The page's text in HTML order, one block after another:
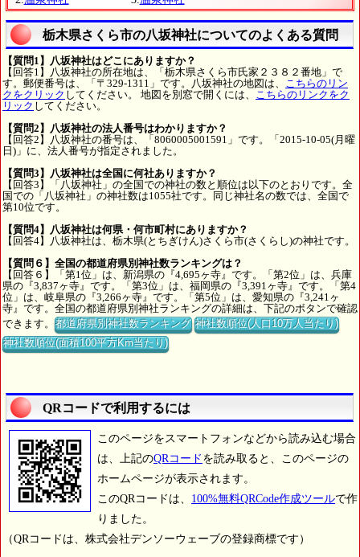
栃木県さくら市の八坂神社についてのよくある質問
【質問1】八坂神社はどこにありますか？
【回答1】八坂神社の所在地は、「栃木県さくら市氏家２３８２番地」で
す。郵便番号は、「〒329-1311」です。八坂神社の地図は、 こちらのリン
クをクリック してください。 地図を別窓で開くには、 こちらのリンクをク
リック してください。
【質問2】八坂神社の法人番号はわかりますか？
【回答2】八坂神社の番号は、「8060005001591」です。「2015-10-05(月曜
日)」に、法人番号が指定されました。
【質問3】八坂神社は全国に何社ありますか？
【回答3】「八坂神社」の全国での神社の数と順位は以下のとおりです。全
国での「八坂神社」の神社数は1055社です。同じ神社名の数では、全国で
第10位です。
【質問4】八坂神社は何県・何市町村にありますか？
【回答4】八坂神社は、栃木県(とちぎけん)さくら市(さくらし)の神社です。
【質問６】全国の都道府県別神社数ランキングは？
【回答６】「第1位」は、新潟県の『4,695ヶ寺』です。「第2位」は、兵庫
県の『3,837ヶ寺』です。「第3位」は、福岡県の『3,391ヶ寺』です。「第4
位」は、岐阜県の『3,266ヶ寺』です。「第5位」は、愛知県の『3,241ヶ
寺』です。全国の都道府県別神社ランキングの詳細は、下記のボタンで確認
できます。都道府県別神社数ランキング 神社数順位(人口10万人当たり)
神社数順位(面積100平方Km当たり)
QRコードで利用するには
このページをスマートフォンなどから読み込む場合
は、上記のQRコード を読み取ると、このページの
ホームページが表示されます。
このQRコードは、 100%無料QRCode作成ツールで作
りました。
（QRコードは、株式会社デンソーウェーブの登録商標です）